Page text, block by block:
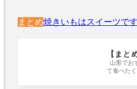
まとめ焼きいもはスイーツで
【まと
山形でお
て食べた